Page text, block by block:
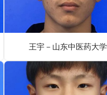
王宇－山东中医药大学